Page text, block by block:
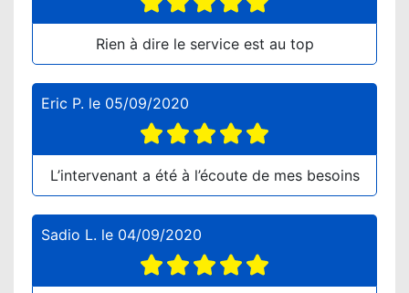
Rien à dire le service est au top
Eric P. le 05/09/2020
L’intervenant a été à l’écoute de mes besoins
Sadio L. le 04/09/2020